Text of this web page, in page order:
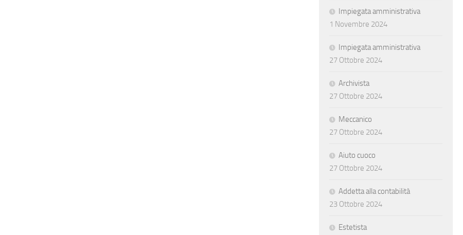
Impiegata amministrativa
1 Novembre 2024
Impiegata amministrativa
27 Ottobre 2024
Archivista
27 Ottobre 2024
Meccanico
27 Ottobre 2024
Aiuto cuoco
27 Ottobre 2024
Addetta alla contabilità
23 Ottobre 2024
Estetista